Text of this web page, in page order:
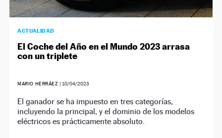
ACTUALIDAD
El Coche del Año en el Mundo 2023 arrasa
con un triplete
MARIO HERRÁEZ | 10/04/2023
El ganador se ha impuesto en tres categorías,
incluyendo la principal, y el dominio de los modelos
eléctricos es prácticamente absoluto.